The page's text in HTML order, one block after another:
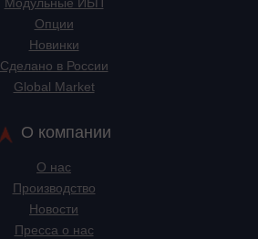
Модульные ИБП
Опции
Новинки
Сделано в России
Global Market
О компании
О нас
Производство
Новости
Пресса о нас